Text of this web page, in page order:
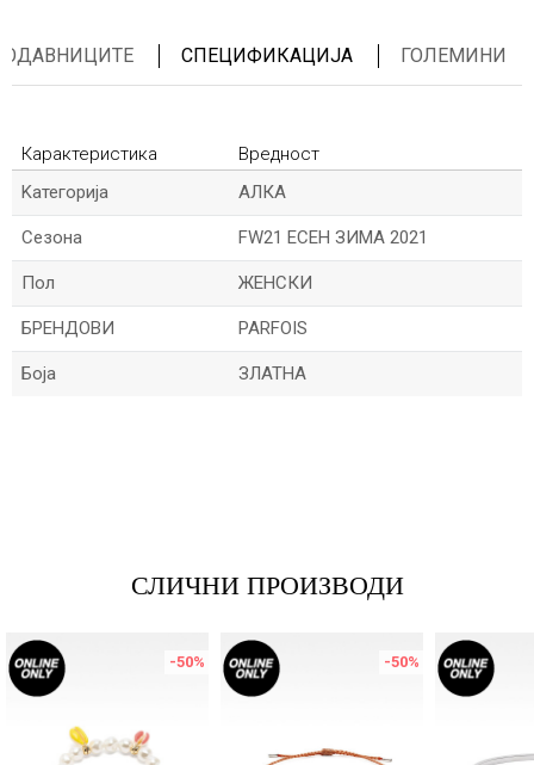
СПЕЦИФИКАЦИЈА ГОЛЕМИНИ
Карактеристика
Вредност
Kатегорија
АЛКА
Сезона FW21 ЕСЕН ЗИМА 2021
Пол ЖЕНСКИ
БРЕНДОВИ PARFOIS
Боја ЗЛАТНА
Порака
СЛИЧНИ ПРОИЗВОДИ
-50% -50%